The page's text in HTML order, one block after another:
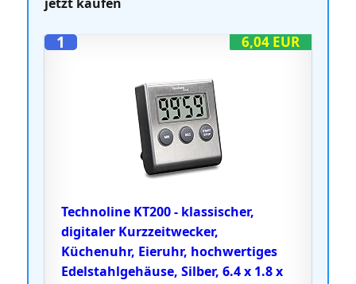
6,04 EUR
1
Technoline KT200 - klassischer,
digitaler Kurzzeitwecker,
Küchenuhr, Eieruhr, hochwertiges
Edelstahlgehäuse, Silber, 6.4 x 1.8 x